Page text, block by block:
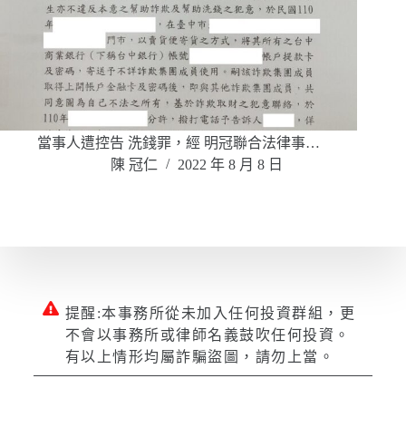
當事人遭控告 洗錢罪，經 明冠聯合法律事…
陳 冠仁
2022 年 8 月 8 日
提醒:本事務所從未加入任何投資群組，更
不會以事務所或律師名義鼓吹任何投資。
有以上情形均屬詐騙盜圖，請勿上當。